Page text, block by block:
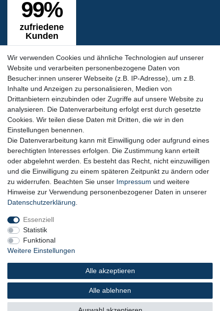
Wir verwenden Cookies und ähnliche Technologien auf unserer
Website und verarbeiten personenbezogene Daten von
Besucher:innen unserer Webseite (z.B. IP-Adresse), um z.B.
Inhalte und Anzeigen zu personalisieren, Medien von
Drittanbietern einzubinden oder Zugriffe auf unsere Website zu
analysieren. Die Datenverarbeitung erfolgt erst durch gesetzte
Cookies. Wir teilen diese Daten mit Dritten, die wir in den
Einstellungen benennen.
Die Datenverarbeitung kann mit Einwilligung oder aufgrund eines
berechtigten Interesses erfolgen. Die Zustimmung kann erteilt
oder abgelehnt werden. Es besteht das Recht, nicht einzuwilligen
und die Einwilligung zu einem späteren Zeitpunkt zu ändern oder
zu widerrufen. Beachten Sie unser Impressum und weitere
Hinweise zur Verwendung personenbezogener Daten in unserer
Daten­schutz­erklärung
Essenziell
Statistik
Funktional
Weitere Einstellungen
Alle akzeptieren
Alle ablehnen
Siegel & Zertifikate
SSL-Datensicherheit
Zur Übermittlung Ihrer persönlichen
Daten verwenden wir das bewährte
SSL Verschlüsselungsverfahren.